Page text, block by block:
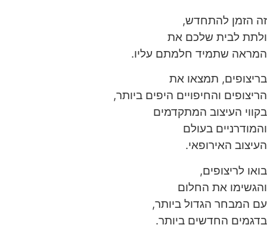
זה הזמן להתחדש,
ולתת לבית שלכם את
המראה שתמיד חלמתם עליו.
בריצופים, תמצאו את
הריצופים והחיפויים היפים ביותר,
בקווי העיצוב המתקדמים
והמודרניים בעולם
העיצוב האירופאי.
בואו לריצופים,
והגשימו את החלום
עם המבחר הגדול ביותר,
בדגמים החדשים ביותר.